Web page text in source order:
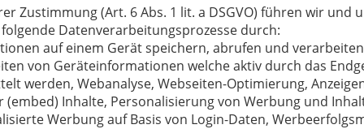
Zustimmung (Art. 6 Abs. 1 lit. a DSGVO) führen wir und
Datenverarbeitungsprozesse durch:
auf einem Gerät speichern, abrufen und
von Geräteinformationen welche aktiv durch das
werden, Webanalyse, Webseiten-Optimierung,
(embed) Inhalte, Personalisierung von Werbung und
Werbung auf Basis von Login-Daten,
bewahren, verwenden wir an dieser Stelle zur
Ihre Nachricht wird nach dem Absenden
für Kulturtechnik und Wasserwirtschaft
Meine Nachricht